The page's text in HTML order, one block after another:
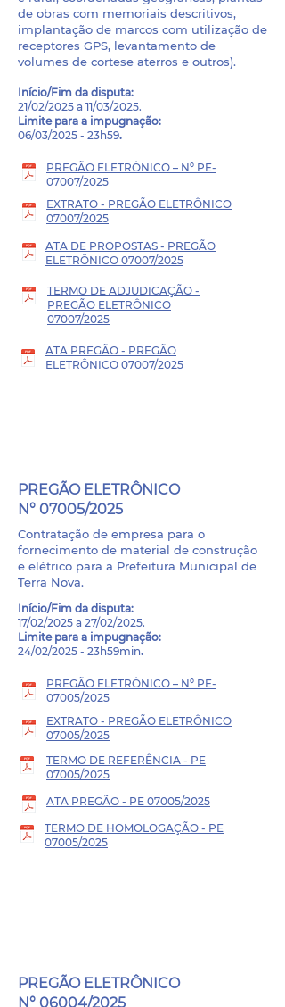
de obras com memoriais descritivos,
implantação de marcos com utilização de
receptores GPS, levantamento de
volumes de cortese aterros e outros).
Início/Fim da disputa:
21/02/2025 a 11/03/2025.
Limite para a impugnação:
06/03/2025 - 23h59.
PREGÃO ELETRÔNICO – Nº PE-
07007/2025
EXTRATO - PREGÃO ELETRÔNICO
07007/2025
ATA DE PROPOSTAS - PREGÃO
ELETRÔNICO 07007/2025
TERMO DE ADJUDICAÇÃO -
PREGÃO ELETRÔNICO
07007/2025
ATA PREGÃO - PREGÃO
ELETRÔNICO 07007/2025
PREGÃO ELETRÔNICO
N° 07005/2025
Contratação de empresa para o
fornecimento de material de construção
e elétrico para a Prefeitura Municipal de
Terra Nova.
Início/Fim da disputa:
17/02/2025 a 27/02/2025.
Limite para a impugnação:
24/02/2025 - 23h59min.
PREGÃO ELETRÔNICO – Nº PE-
07005/2025
EXTRATO - PREGÃO ELETRÔNICO
07005/2025
TERMO DE REFERÊNCIA - PE
07005/2025
ATA PREGÃO - PE 07005/2025
TERMO DE HOMOLOGAÇÃO - PE
07005/2025
PREGÃO ELETRÔNICO
N° 06004/2025